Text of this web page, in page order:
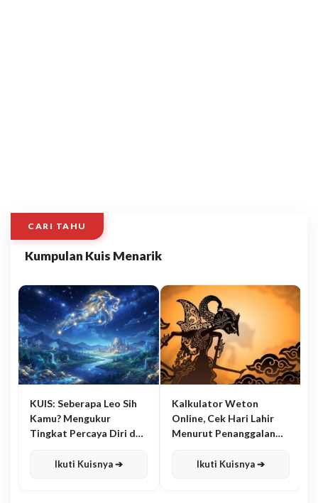
CARI TAHU
Kumpulan Kuis Menarik
KUIS: Seberapa Leo Sih
Kamu? Mengukur
Tingkat Percaya Diri dan
Ikuti Kuisnya ➔
Kalkulator Weton
Online, Cek Hari Lahir
Menurut Penanggalan
Ikuti Kuisnya ➔